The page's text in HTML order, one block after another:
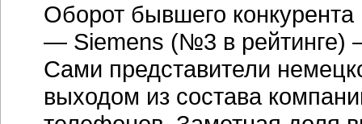
Оборот бывшего
— Siemens (№3 в рейтинге)
Сами представители
выходом из состава